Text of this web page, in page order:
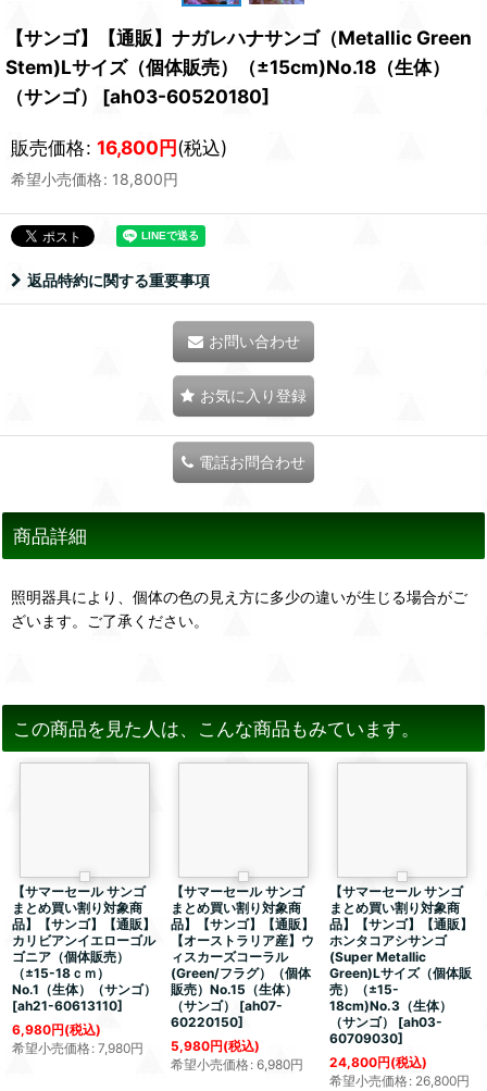
【サンゴ】【通販】ナガレハナサンゴ（Metallic Green
Stem)Lサイズ（個体販売）（±15cm)No.18（生体）
（サンゴ）
[ah03-60520180]
販売価格: 16,800円(税込)
希望小売価格: 18,800円
返品特約に関する重要事項
お問い合わせ
お気に入り登録
電話お問合わせ
商品詳細
照明器具により、個体の色の見え方に多少の違いが生じる場合がご
ざいます。ご了承ください。
この商品を見た人は、こんな商品もみています。
【サマーセール サンゴ
まとめ買い割り対象商
品】【サンゴ】【通販】
カリビアンイエローゴル
ゴニア（個体販売）
（±15-18ｃｍ）
No.1（生体）（サンゴ）
[ah21-60613110]
6,980円(税込)
希望小売価格: 7,980円
【サマーセール サンゴ
まとめ買い割り対象商
品】【サンゴ】【通販】
【オーストラリア産】ウ
ィスカーズコーラル
(Green/フラグ）（個体
販売）No.15（生体）
（サンゴ）
[ah07-
60220150]
5,980円(税込)
希望小売価格: 6,980円
【サマーセール サンゴ
まとめ買い割り対象商
品】【サンゴ】【通販】
ホンタコアシサンゴ
(Super Metallic
Green)Lサイズ（個体販
売）（±15-
18cm)No.3（生体）
（サンゴ）
[ah03-
60709030]
24,800円(税込)
希望小売価格: 26,800円